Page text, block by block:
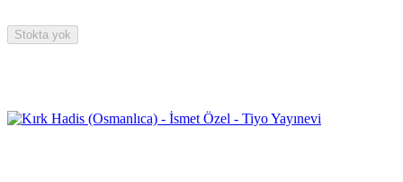
Stokta yok